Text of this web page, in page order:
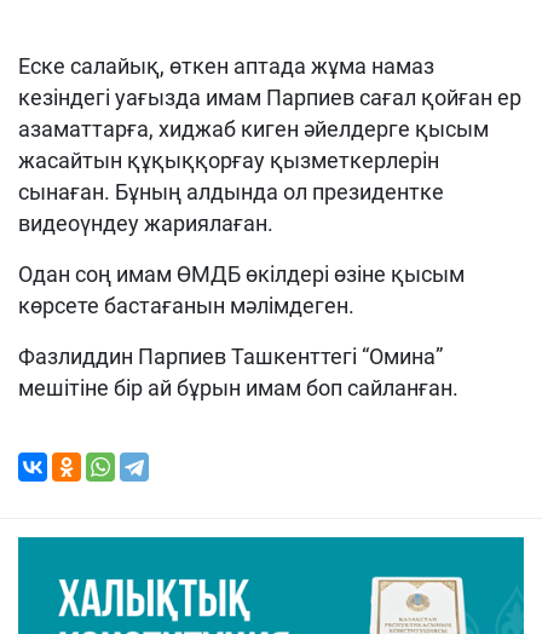
Еске салайық, өткен аптада жұма намаз
кезіндегі уағызда имам Парпиев сағал қойған ер
азаматтарға, хиджаб киген әйелдерге қысым
жасайтын құқыққорғау қызметкерлерін
сынаған. Бұның алдында ол президентке
видеоүндеу жариялаған.
Одан соң имам ӨМДБ өкілдері өзіне қысым
көрсете бастағанын мәлімдеген.
Фазлиддин Парпиев Ташкенттегі “Омина”
мешітіне бір ай бұрын имам боп сайланған.